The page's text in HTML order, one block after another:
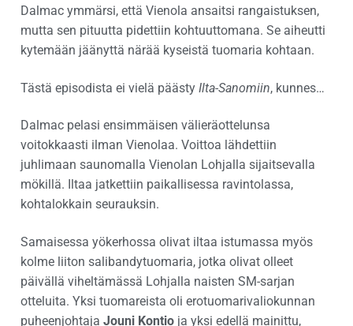
Dalmac ymmärsi, että Vienola ansaitsi rangaistuksen,
mutta sen pituutta pidettiin kohtuuttomana. Se aiheutti
kytemään jäänyttä närää kyseistä tuomaria kohtaan.
Tästä episodista ei vielä päästy Ilta-Sanomiin, kunnes…
Dalmac pelasi ensimmäisen välieräottelunsa
voitokkaasti ilman Vienolaa. Voittoa lähdettiin
juhlimaan saunomalla Vienolan Lohjalla sijaitsevalla
mökillä. Iltaa jatkettiin paikallisessa ravintolassa,
kohtalokkain seurauksin.
Samaisessa yökerhossa olivat iltaa istumassa myös
kolme liiton salibandytuomaria, jotka olivat olleet
päivällä viheltämässä Lohjalla naisten SM-sarjan
otteluita. Yksi tuomareista oli erotuomarivaliokunnan
puheenjohtaja Jouni Kontio ja yksi edellä mainittu,